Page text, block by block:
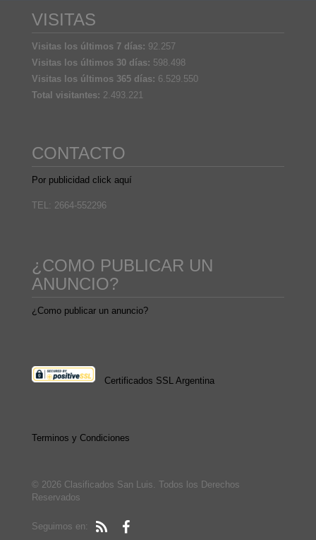
VISITAS
Visitas los últimos 7 días: 92.257
Visitas los últimos 30 días: 598.498
Visitas los últimos 365 días: 6.529.550
Total visitantes: 2.493.221
CONTACTO
Por publicidad click aquí
TEL: 2664-552296
¿COMO PUBLICAR UN
ANUNCIO?
¿Como publicar un anuncio?
Certificados SSL Argentina
Terminos y Condiciones
© 2026 Clasificados San Luis. Todos los Derechos
Reservados
Seguimos en: